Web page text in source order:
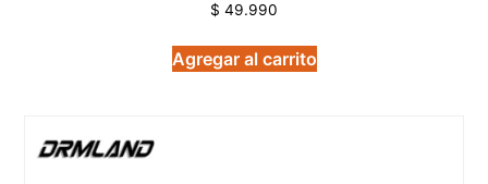
$ 49.990
Agregar al carrito